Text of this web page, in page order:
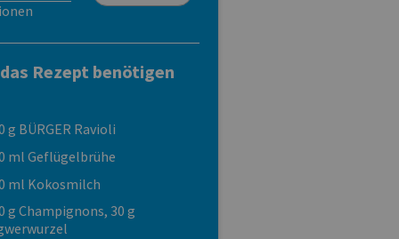
Rezept benötigen
g BÜRGER Ravioli
ml Geflügelbrühe
ml Kokosmilch
g Champignons, 30 g